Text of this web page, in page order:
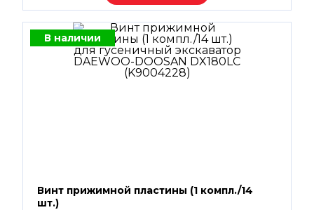
В наличии
Винт прижимной пластины (1 компл./14
шт.)